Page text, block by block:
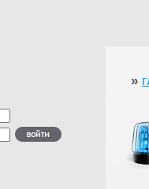
»